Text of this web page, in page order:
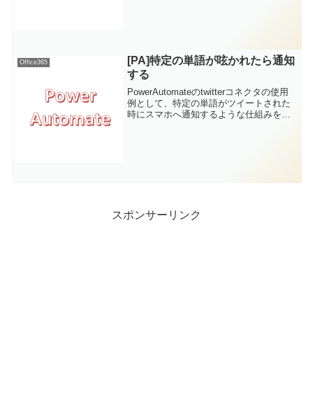
Office365
[PA]特定の単語が呟かれたら通知
する
PowerAutomateのtwitterコネクタの使用
例として、特定の単語がツイートされた
時にスマホへ通知するような仕組みを作
スポンサーリンク